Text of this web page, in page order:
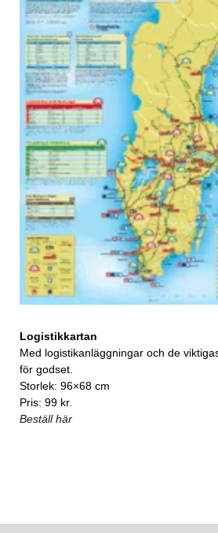
Logistikkartan
Med logistikanläggningar och de
för godset.
Storlek: 96×68 cm
Pris: 99 kr.
Beställ här